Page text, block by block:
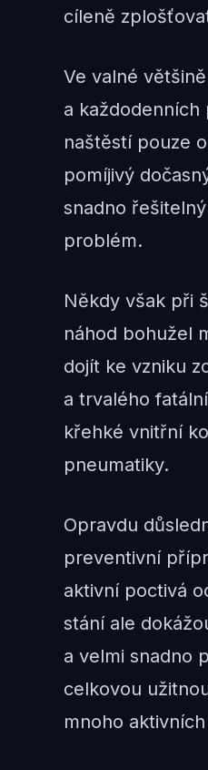
cíleně
Ve valné
a každodenních
naštěstí pouze
pomíjivý
snadno
problém.
Někdy však při
náhod bohužel
dojít ke vzniku
a trvalého
křehké vnitřní
pneumatiky.
Opravdu
preventivní
aktivní poctivá
stání ale
a velmi snadno
celkovou
mnoho